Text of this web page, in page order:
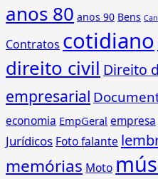
anos 80 anos 90 Bens
Contratos cotidiano
direito civil Direito
empresarial
economia EmpGeral empresa
Jurídicos Foto falante
memórias Moto